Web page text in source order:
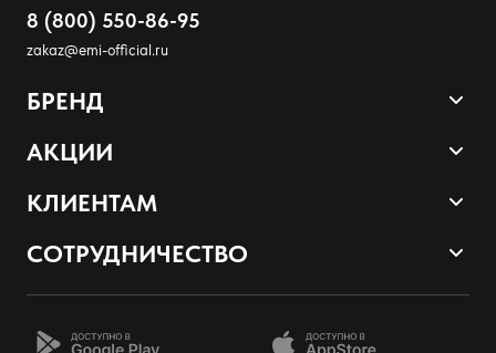
8 (800) 550-86-95
zakaz@emi-official.ru
БРЕНД
Продукция
АКЦИИ
Sale
Программа лояльности
КЛИЕНТАМ
Оплата и доставка
СОТРУДНИЧЕСТВО
Стать партнером EMI
Школа EMI онлайн